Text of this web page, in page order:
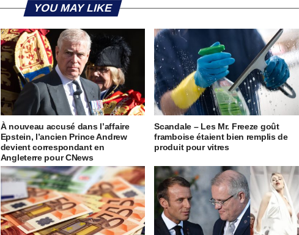
YOU MAY LIKE
À nouveau accusé dans l’affaire
Epstein, l’ancien Prince Andrew
devient correspondant en
Angleterre pour CNews
Scandale – Les Mr. Freeze goût
framboise étaient bien remplis de
produit pour vitres